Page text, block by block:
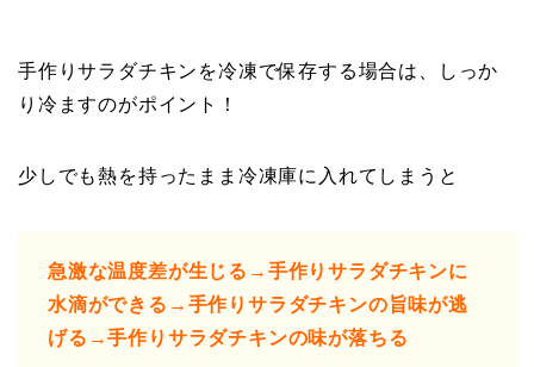
手作りサラダチキンを冷凍で保存する場合は、しっか
り冷ますのがポイント！
少しでも熱を持ったまま冷凍庫に入れてしまうと
急激な温度差が生じる→手作りサラダチキンに
水滴ができる→手作りサラダチキンの旨味が逃
げる→手作りサラダチキンの味が落ちる